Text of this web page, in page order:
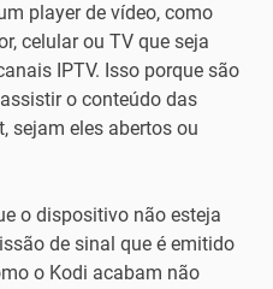
player de vídeo, como
celular ou TV que seja
IPTV. Isso porque são
o conteúdo das
sejam eles abertos ou
o dispositivo não esteja
de sinal que é emitido
o Kodi acabam não